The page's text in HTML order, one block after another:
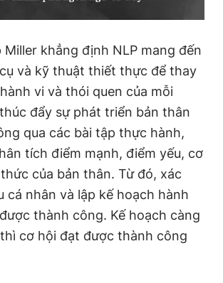
Miller khẳng định NLP mang đến
và kỹ thuật thiết thực để thay
vi và thói quen của mỗi
đẩy sự phát triển bản thân
qua các bài tập thực hành,
tích điểm mạnh, điểm yếu, cơ
của bản thân. Từ đó, xác
cá nhân và lập kế hoạch hành
thành công. Kế hoạch càng
cơ hội đạt được thành công